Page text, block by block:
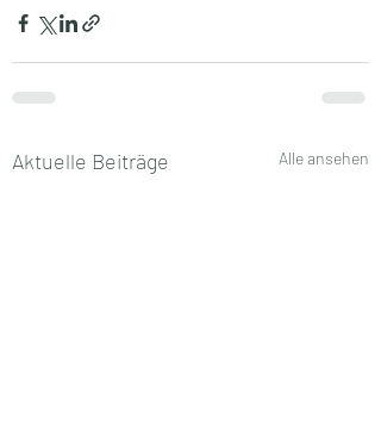
Aktuelle Beiträge Alle ansehen